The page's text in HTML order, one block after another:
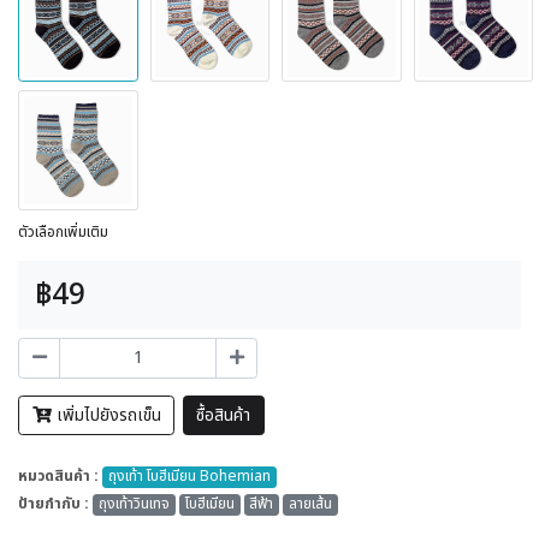
ตัวเลือกเพิ่มเติม
฿49
เพิ่มไปยังรถเข็น ซื้อสินค้า
หมวดสินค้า : ถุงเท้า โบฮีเมียน Bohemian
ป้ายกำกับ : ถุงเท้าวินเทจ โบฮีเมียน สีฟ้า ลายเส้น